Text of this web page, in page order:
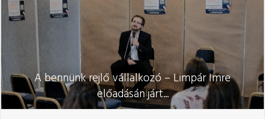
A bennünk rejlő vállalkozó – Limpár Imre
előadásán járt...